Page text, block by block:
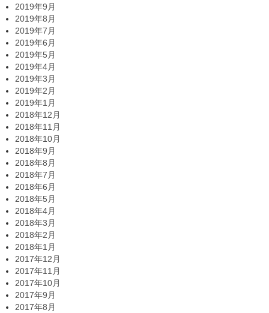
2019年9月
2019年8月
2019年7月
2019年6月
2019年5月
2019年4月
2019年3月
2019年2月
2019年1月
2018年12月
2018年11月
2018年10月
2018年9月
2018年8月
2018年7月
2018年6月
2018年5月
2018年4月
2018年3月
2018年2月
2018年1月
2017年12月
2017年11月
2017年10月
2017年9月
2017年8月